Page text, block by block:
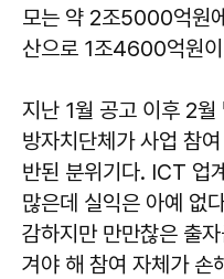
모는 약 2조5000억원
산으로 1조4600억원
지난 1월 공고 이후 2
방자치단체가 사업 참
반된 분위기다. ICT 업
많은데 실익은 아예 없
감하지만 만만찮은 출
겨야 해 참여 자체가 손